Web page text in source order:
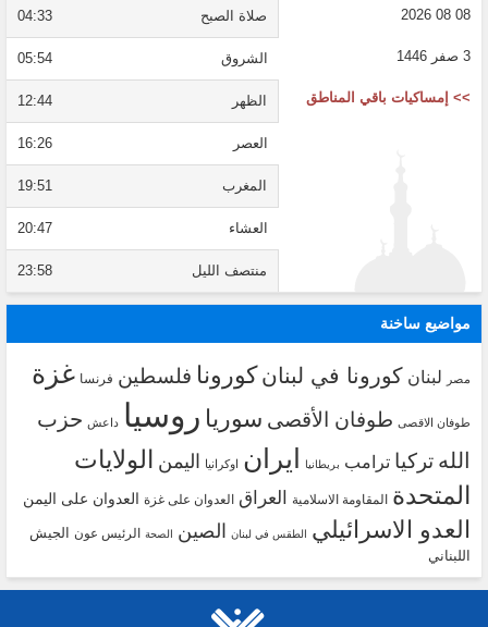
08 08 2026
3 صفر 1446
>> إمساكيات باقي المناطق
صلاة الصبح 04:33
الشروق 05:54
الظهر 12:44
العصر 16:26
المغرب 19:51
العشاء 20:47
منتصف الليل 23:58
مواضيع ساخنة
مصر لبنان كورونا في لبنانكورونا فلسطين فرنسا غزة
طوفان الاقصى طوفان الأقصى سوريا روسيا داعش حزب
الله تركيا ترامب بريطانيا ايران اوكرانيا اليمن
الولايات
المتحدة
المقاومة الاسلامية العراق العدوان على غزة العدوان على اليمن
العدو الاسرائيلي الطقس في لبنان الصين الصحة الرئيس عون
الجيش
اللبناني